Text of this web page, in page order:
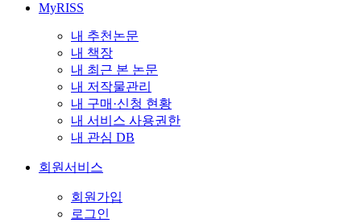
MyRISS
내 추천논문
내 책장
내 최근 본 논문
내 저작물관리
내 구매·신청 현황
내 서비스 사용권한
내 관심 DB
회원서비스
회원가입
로그인